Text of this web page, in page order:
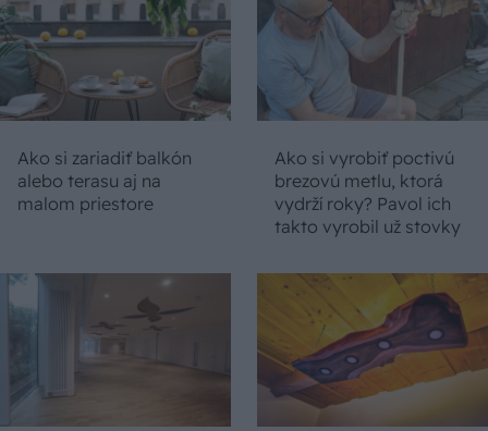
Ako si zariadiť balkón
alebo terasu aj na
malom priestore
Ako si vyrobiť poctivú
brezovú metlu, ktorá
vydrží roky? Pavol ich
takto vyrobil už stovky